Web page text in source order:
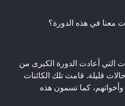
معنا في هذه الدورة؟
التي أعادت الدورة الكبرى من
قليلة. قامت تلك الكائنات
وأخواتهم، كما تسمون هذه